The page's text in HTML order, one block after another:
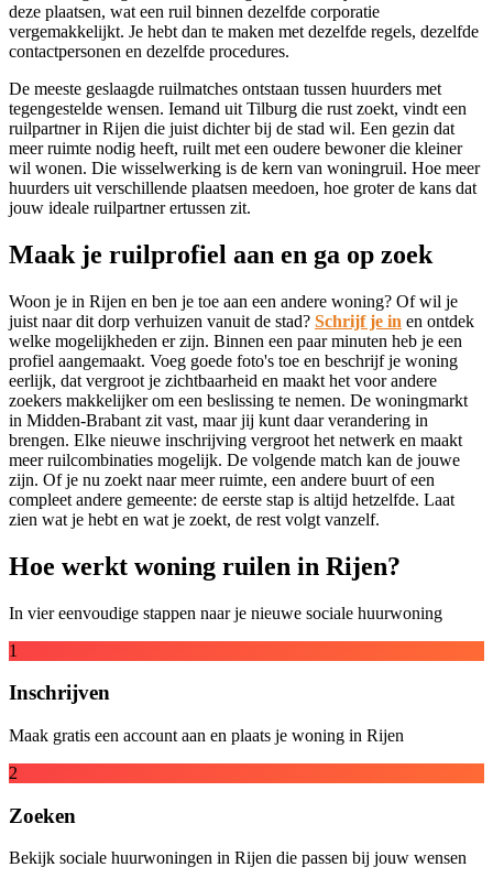
deze plaatsen, wat een ruil binnen dezelfde corporatie
vergemakkelijkt. Je hebt dan te maken met dezelfde regels, dezelfde
contactpersonen en dezelfde procedures.
De meeste geslaagde ruilmatches ontstaan tussen huurders met
tegengestelde wensen. Iemand uit Tilburg die rust zoekt, vindt een
ruilpartner in Rijen die juist dichter bij de stad wil. Een gezin dat
meer ruimte nodig heeft, ruilt met een oudere bewoner die kleiner
wil wonen. Die wisselwerking is de kern van woningruil. Hoe meer
huurders uit verschillende plaatsen meedoen, hoe groter de kans dat
jouw ideale ruilpartner ertussen zit.
Maak je ruilprofiel aan en ga op zoek
Woon je in Rijen en ben je toe aan een andere woning? Of wil je
juist naar dit dorp verhuizen vanuit de stad? Schrijf je in en ontdek
welke mogelijkheden er zijn. Binnen een paar minuten heb je een
profiel aangemaakt. Voeg goede foto's toe en beschrijf je woning
eerlijk, dat vergroot je zichtbaarheid en maakt het voor andere
zoekers makkelijker om een beslissing te nemen. De woningmarkt
in Midden-Brabant zit vast, maar jij kunt daar verandering in
brengen. Elke nieuwe inschrijving vergroot het netwerk en maakt
meer ruilcombinaties mogelijk. De volgende match kan de jouwe
zijn. Of je nu zoekt naar meer ruimte, een andere buurt of een
compleet andere gemeente: de eerste stap is altijd hetzelfde. Laat
zien wat je hebt en wat je zoekt, de rest volgt vanzelf.
Hoe werkt woning ruilen in Rijen?
In vier eenvoudige stappen naar je nieuwe sociale huurwoning
1
Inschrijven
Maak gratis een account aan en plaats je woning in Rijen
2
Zoeken
Bekijk sociale huurwoningen in Rijen die passen bij jouw wensen